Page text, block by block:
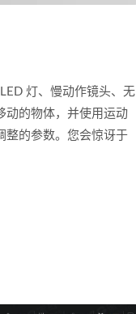
灯、慢动作镜头、无
动的物体，并使用运动
整的参数。您会惊讶于